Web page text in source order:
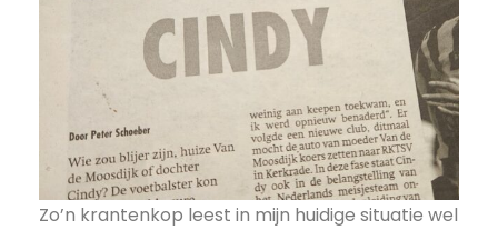
Zo’n krantenkop leest in mijn huidige situatie wel